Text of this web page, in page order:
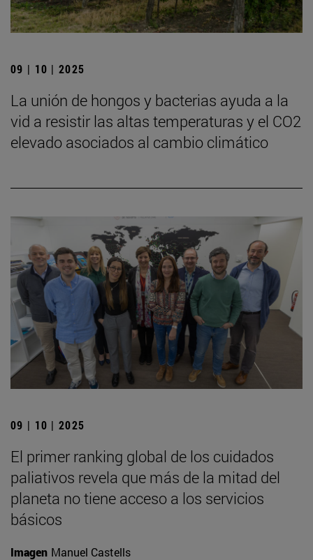
09 | 10 | 2025
La unión de hongos y bacterias ayuda a la
vid a resistir las altas temperaturas y el CO2
elevado asociados al cambio climático
09 | 10 | 2025
El primer ranking global de los cuidados
paliativos revela que más de la mitad del
planeta no tiene acceso a los servicios
básicos
Imagen Manuel Castells